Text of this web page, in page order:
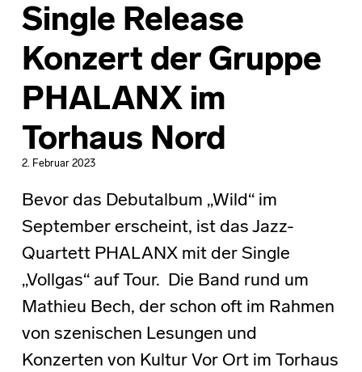
Single Release
Konzert der Gruppe
PHALANX im
Torhaus Nord
2. Februar 2023
Bevor das Debutalbum „Wild“ im
September erscheint, ist das Jazz-
Quartett PHALANX mit der Single
„Vollgas“ auf Tour. Die Band rund um
Mathieu Bech, der schon oft im Rahmen
von szenischen Lesungen und
Konzerten von Kultur Vor Ort im Torhaus